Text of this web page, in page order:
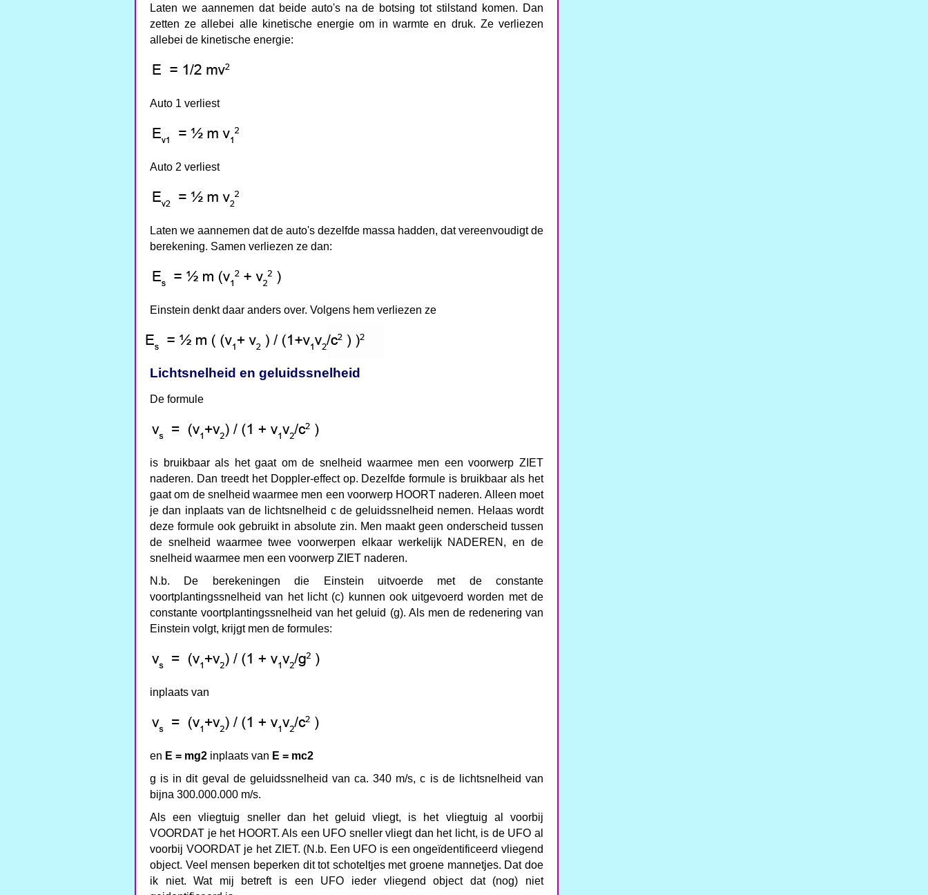
Laten we aannemen dat beide auto's na de botsing tot stilstand komen. Dan
zetten ze allebei alle kinetische energie om in warmte en druk. Ze verliezen
allebei de kinetische energie:
Auto 1 verliest
Auto 2 verliest
Laten we aannemen dat de auto's dezelfde massa hadden, dat vereenvoudigt de
berekening. Samen verliezen ze dan:
Einstein denkt daar anders over. Volgens hem verliezen ze
Lichtsnelheid en geluidssnelheid
De formule
is bruikbaar als het gaat om de snelheid waarmee men een voorwerp ZIET
naderen. Dan treedt het Doppler-effect op. Dezelfde formule is bruikbaar als het
gaat om de snelheid waarmee men een voorwerp HOORT naderen. Alleen moet
je dan inplaats van de lichtsnelheid c de geluidssnelheid nemen. Helaas wordt
deze formule ook gebruikt in absolute zin. Men maakt geen onderscheid tussen
de snelheid waarmee twee voorwerpen elkaar werkelijk NADEREN, en de
snelheid waarmee men een voorwerp ZIET naderen.
N.b. De berekeningen die Einstein uitvoerde met de constante
voortplantingssnelheid van het licht (c) kunnen ook uitgevoerd worden met de
constante voortplantingssnelheid van het geluid (g). Als men de redenering van
Einstein volgt, krijgt men de formules:
inplaats van
en E = mg2 inplaats van E = mc2
g is in dit geval de geluidssnelheid van ca. 340 m/s, c is de lichtsnelheid van
bijna 300.000.000 m/s.
Als een vliegtuig sneller dan het geluid vliegt, is het vliegtuig al voorbij
VOORDAT je het HOORT. Als een UFO sneller vliegt dan het licht, is de UFO al
voorbij VOORDAT je het ZIET. (N.b. Een UFO is een ongeïdentificeerd vliegend
object. Veel mensen beperken dit tot schoteltjes met groene mannetjes. Dat doe
ik niet. Wat mij betreft is een UFO ieder vliegend object dat (nog) niet